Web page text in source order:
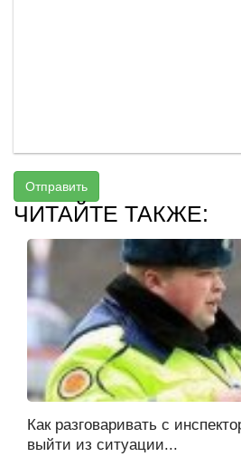
Отправить
ЧИТАЙТЕ ТАКЖЕ:
Как разговаривать с
выйти из ситуации...